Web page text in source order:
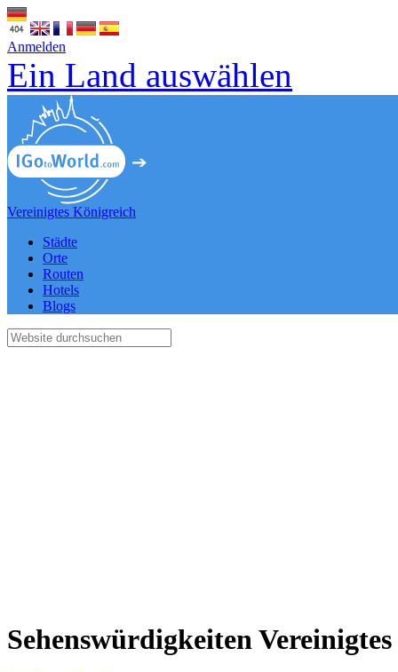
Anmelden
Ein Land auswählen
Vereinigtes Königreich
Städte
Orte
Routen
Hotels
Blogs
Sehenswürdigkeiten